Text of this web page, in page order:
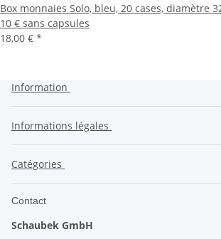
Box monnaies Solo, bleu, 20 cases, diamètre
10 € sans capsules
18,00 € *
Information
Informations légales
Catégories
Contact
Schaubek GmbH